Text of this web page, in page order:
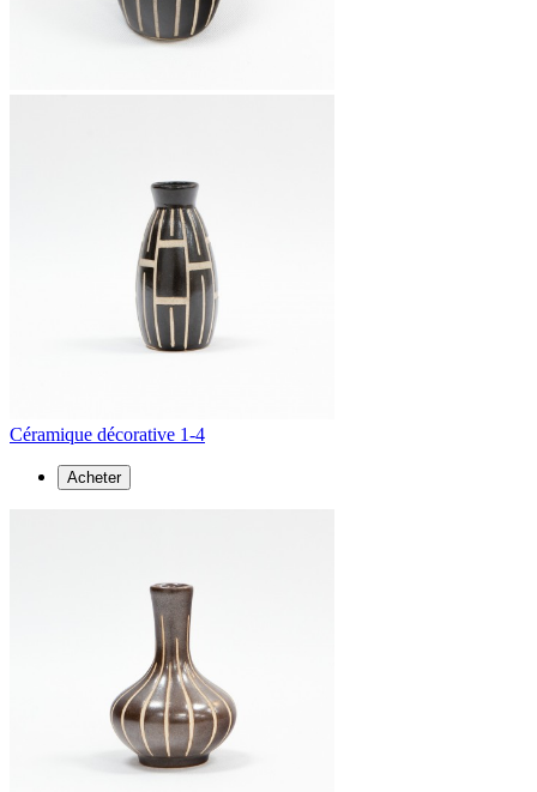
Céramique décorative 1-4
Acheter